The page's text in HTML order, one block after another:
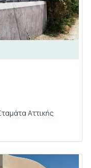
Αττικής